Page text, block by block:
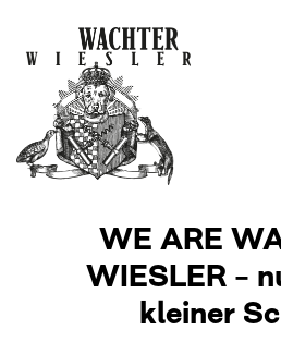
WE ARE
WIESLER –
kleiner